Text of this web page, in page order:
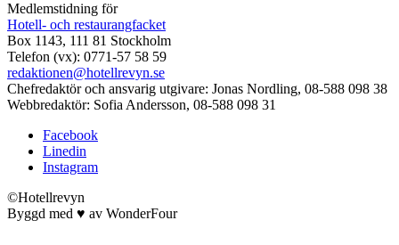
Medlemstidning för
Hotell- och restaurangfacket
Box 1143, 111 81 Stockholm
Telefon (vx): 0771-57 58 59
redaktionen@hotellrevyn.se
Chefredaktör och ansvarig utgivare: Jonas Nordling, 08-588 098 38
Webbredaktör: Sofia Andersson, 08-588 098 31
Facebook
Linedin
Instagram
©Hotellrevyn
Byggd med ♥ av WonderFour